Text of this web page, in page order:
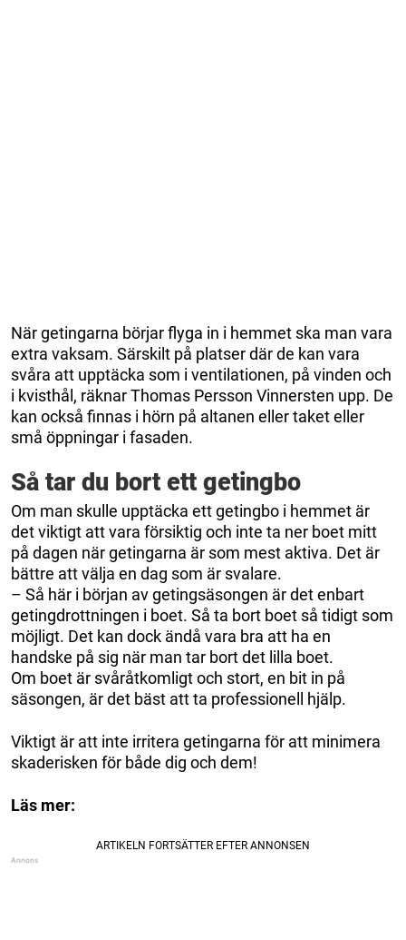
När getingarna börjar flyga in i hemmet ska man vara
extra vaksam. Särskilt på platser där de kan vara
svåra att upptäcka som i ventilationen, på vinden och
i kvisthål, räknar Thomas Persson Vinnersten upp. De
kan också finnas i hörn på altanen eller taket eller
små öppningar i fasaden.
Så tar du bort ett getingbo
Om man skulle upptäcka ett getingbo i hemmet är
det viktigt att vara försiktig och inte ta ner boet mitt
på dagen när getingarna är som mest aktiva. Det är
bättre att välja en dag som är svalare.
– Så här i början av getingsäsongen är det enbart
getingdrottningen i boet. Så ta bort boet så tidigt som
möjligt. Det kan dock ändå vara bra att ha en
handske på sig när man tar bort det lilla boet.
Om boet är svåråtkomligt och stort, en bit in på
säsongen, är det bäst att ta professionell hjälp.
Viktigt är att inte irritera getingarna för att minimera
skaderisken för både dig och dem!
Läs mer: